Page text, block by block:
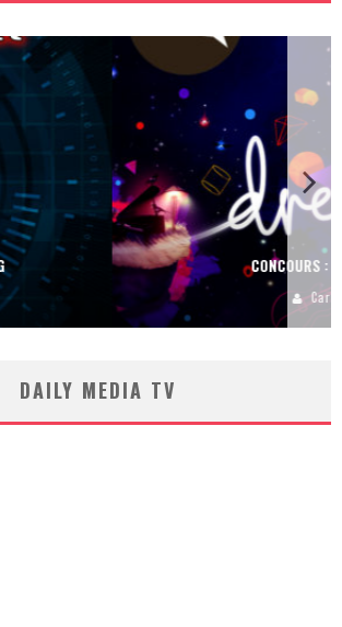
CONCOURS : DREAMS SUR PS4
Carlos Mühlig
DAILY MEDIA TV